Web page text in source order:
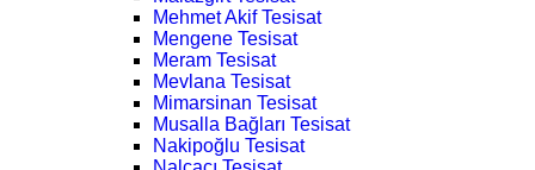
Mehmet Akif Tesisat
Mengene Tesisat
Meram Tesisat
Mevlana Tesisat
Mimarsinan Tesisat
Musalla Bağları Tesisat
Nakipoğlu Tesisat